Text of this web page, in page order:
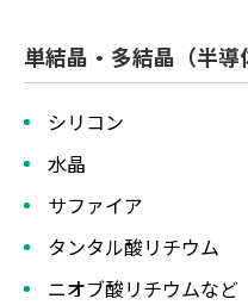
単結晶・多結晶（半導
シリコン
水晶
サファイア
タンタル酸リチウム
ニオブ酸リチウムなど